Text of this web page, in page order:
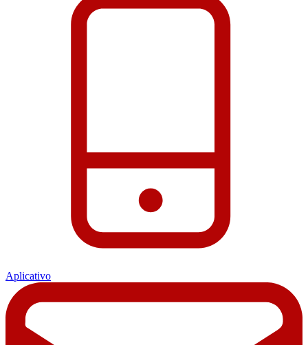
Aplicativo